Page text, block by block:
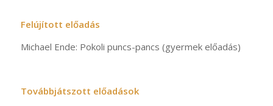
Felújított előadás
Michael Ende: Pokoli puncs-pancs (gyermek előadás)
Továbbjátszott előadások